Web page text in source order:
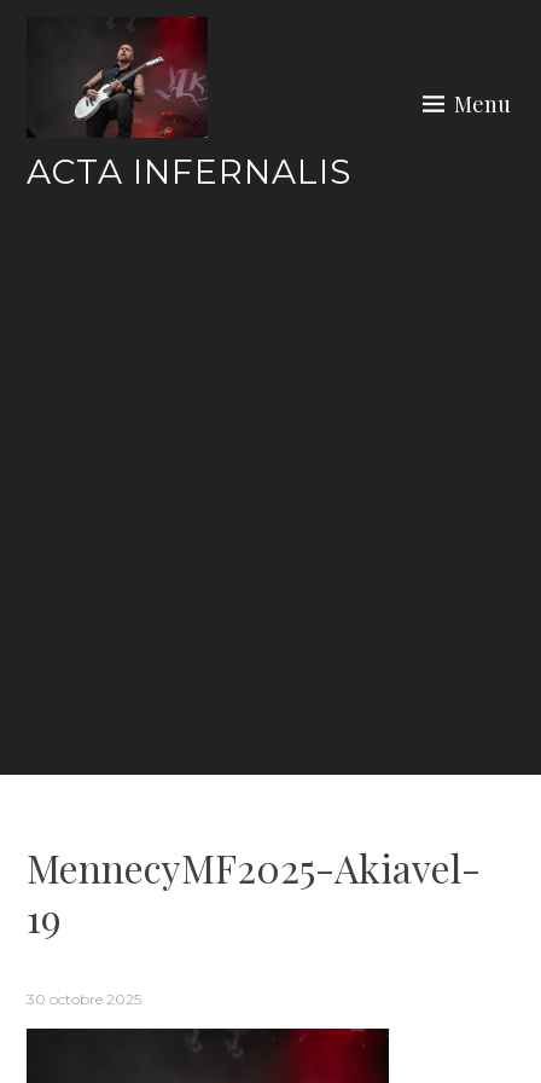
ACTA INFERNALIS
Menu
MennecyMF2025-Akiavel-
19
30 octobre 2025